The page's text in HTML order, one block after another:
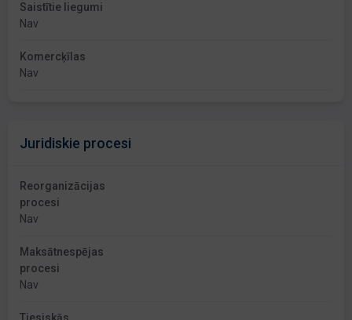
Saistītie liegumi
Nav
Komercķīlas
Nav
Juridiskie procesi
Reorganizācijas
procesi
Nav
Maksātnespējas
procesi
Nav